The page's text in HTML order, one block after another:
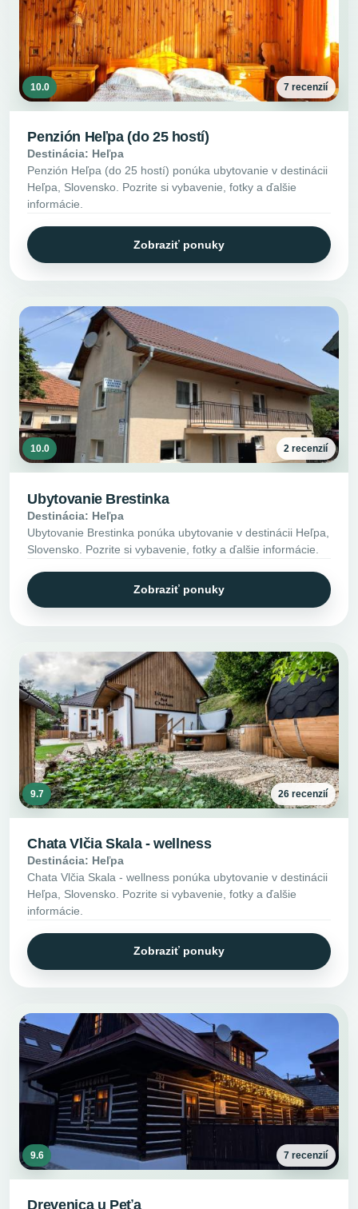
10.0 7 recenzií
Penzión Heľpa (do 25 hostí)
Destinácia: Heľpa
Penzión Heľpa (do 25 hostí) ponúka ubytovanie v destinácii
Heľpa, Slovensko. Pozrite si vybavenie, fotky a ďalšie
informácie.
Zobraziť ponuky
10.0 2 recenzií
Ubytovanie Brestinka
Destinácia: Heľpa
Ubytovanie Brestinka ponúka ubytovanie v destinácii Heľpa,
Slovensko. Pozrite si vybavenie, fotky a ďalšie informácie.
Zobraziť ponuky
9.7 26 recenzií
Chata Vlčia Skala - wellness
Destinácia: Heľpa
Chata Vlčia Skala - wellness ponúka ubytovanie v destinácii
Heľpa, Slovensko. Pozrite si vybavenie, fotky a ďalšie
informácie.
Zobraziť ponuky
9.6 7 recenzií
Drevenica u Peťa